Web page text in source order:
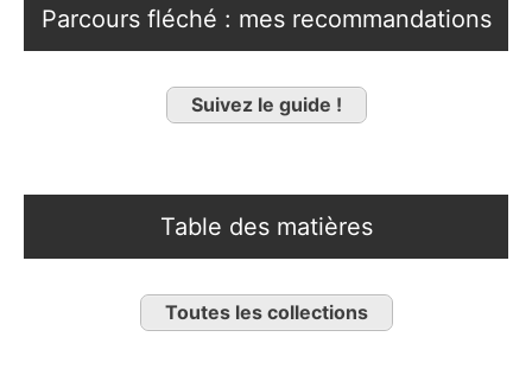
Parcours fléché : mes recommandations
Suivez le guide !
Table des matières
Toutes les collections